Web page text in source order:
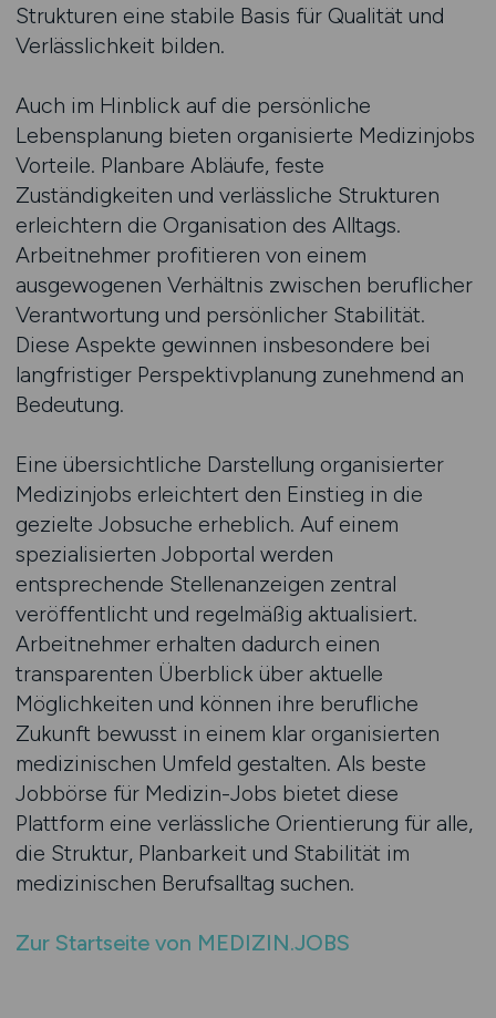
Strukturen eine stabile Basis für Qualität und
Verlässlichkeit bilden.
Auch im Hinblick auf die persönliche
Lebensplanung bieten organisierte Medizinjobs
Vorteile. Planbare Abläufe, feste
Zuständigkeiten und verlässliche Strukturen
erleichtern die Organisation des Alltags.
Arbeitnehmer profitieren von einem
ausgewogenen Verhältnis zwischen beruflicher
Verantwortung und persönlicher Stabilität.
Diese Aspekte gewinnen insbesondere bei
langfristiger Perspektivplanung zunehmend an
Bedeutung.
Eine übersichtliche Darstellung organisierter
Medizinjobs erleichtert den Einstieg in die
gezielte Jobsuche erheblich. Auf einem
spezialisierten Jobportal werden
entsprechende Stellenanzeigen zentral
veröffentlicht und regelmäßig aktualisiert.
Arbeitnehmer erhalten dadurch einen
transparenten Überblick über aktuelle
Möglichkeiten und können ihre berufliche
Zukunft bewusst in einem klar organisierten
medizinischen Umfeld gestalten. Als beste
Jobbörse für Medizin-Jobs bietet diese
Plattform eine verlässliche Orientierung für alle,
die Struktur, Planbarkeit und Stabilität im
medizinischen Berufsalltag suchen.
Zur Startseite von MEDIZIN.JOBS